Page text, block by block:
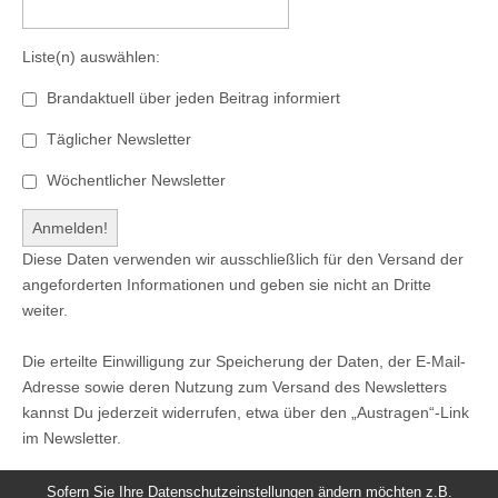
Liste(n) auswählen:
Brandaktuell über jeden Beitrag informiert
Täglicher Newsletter
Wöchentlicher Newsletter
Diese Daten verwenden wir ausschließlich für den Versand der
angeforderten Informationen und geben sie nicht an Dritte
weiter.
Die erteilte Einwilligung zur Speicherung der Daten, der E-Mail-
Adresse sowie deren Nutzung zum Versand des Newsletters
kannst Du jederzeit widerrufen, etwa über den „Austragen“-Link
im Newsletter.
Sofern Sie Ihre Datenschutzeinstellungen ändern möchten z.B.